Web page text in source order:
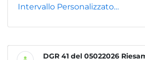
Intervallo Personalizzato…
DGR 41 del 05022026